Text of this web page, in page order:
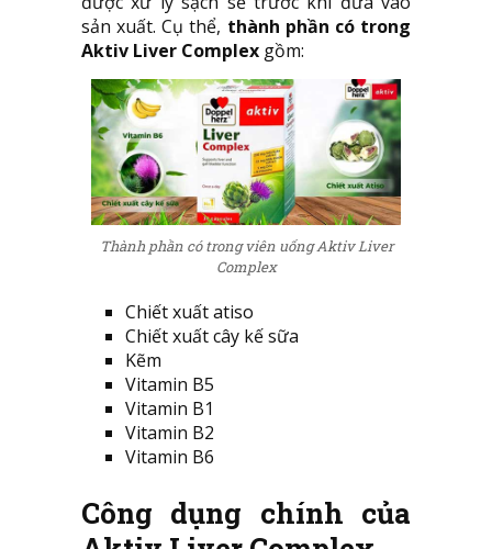
sản xuất. Cụ thể, thành phần có trong
Aktiv Liver Complex gồm:
Thành phần có trong viên uống Aktiv Liver
Complex
Chiết xuất atiso
Chiết xuất cây kế sữa
Kẽm
Vitamin B5
Vitamin B1
Vitamin B2
Vitamin B6
Công dụng chính của